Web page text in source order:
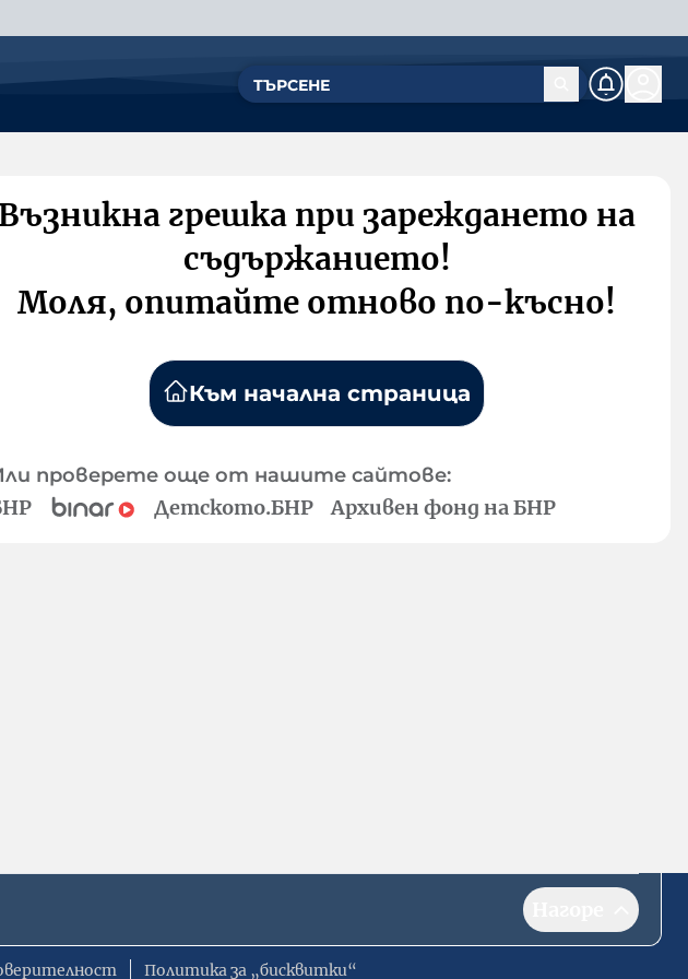
Възникна грешка при зареждането на
съдържанието!
Моля, опитайте отново по-късно!
Към начална страница
проверете още от нашите сайтове:
Детското.БНР Архивен фонд на БНР
Политика за „бисквитки“